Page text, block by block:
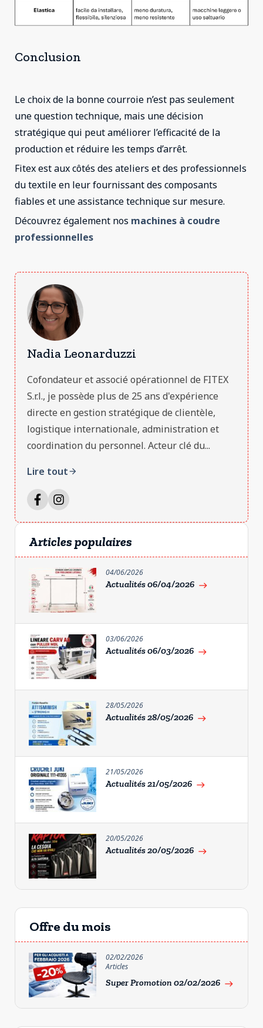
Conclusion
Le choix de la bonne courroie n’est pas seulement
une question technique, mais une décision
stratégique qui peut améliorer l’efficacité de la
production et réduire les temps d’arrêt.
Fitex est aux côtés des ateliers et des professionnels
du textile en leur fournissant des composants
fiables et une assistance technique sur mesure.
Découvrez également nos machines à coudre
professionnelles
Nadia Leonarduzzi
Cofondateur et associé opérationnel de FITEX
S.r.l., je possède plus de 25 ans d'expérience
directe en gestion stratégique de clientèle,
logistique internationale, administration et
coordination du personnel. Acteur clé du...
Lire toutarrow_forward
Articles populaires
04/06/2026
Actualités 06/04/2026 east
03/06/2026
Actualités 06/03/2026 east
28/05/2026
Actualités 28/05/2026 east
21/05/2026
Actualités 21/05/2026 east
20/05/2026
Actualités 20/05/2026 east
Offre du mois
02/02/2026
Articles
Super Promotion 02/02/2026 east